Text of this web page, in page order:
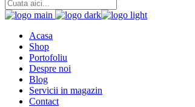
Acasa
Shop
Portofoliu
Despre noi
Blog
Servicii in magazin
Contact